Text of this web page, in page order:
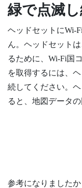
緑で点滅し
ヘッドセットにWi‍-Fi
ん。ヘッドセット
るために、 Wi‍-Fi国
を取得するには、
続してください。
ると、地図データ
参考になりましたか